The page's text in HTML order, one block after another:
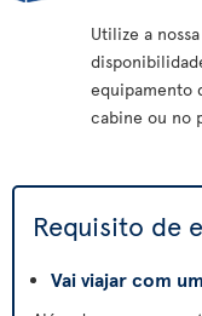
Utilize a
equipamento
cabine ou no
Requisito de
Vai viajar com